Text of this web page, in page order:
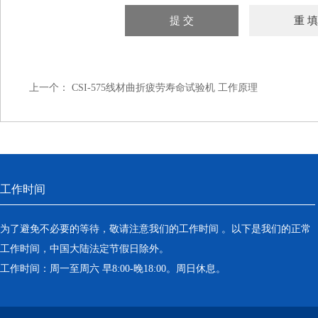
上一个： CSI-575线材曲折疲劳寿命试验机 工作原理
工作时间
为了避免不必要的等待，敬请注意我们的工作时间 。以下是我们的正常
工作时间，中国大陆法定节假日除外。
工作时间：周一至周六 早8:00-晚18:00。周日休息。